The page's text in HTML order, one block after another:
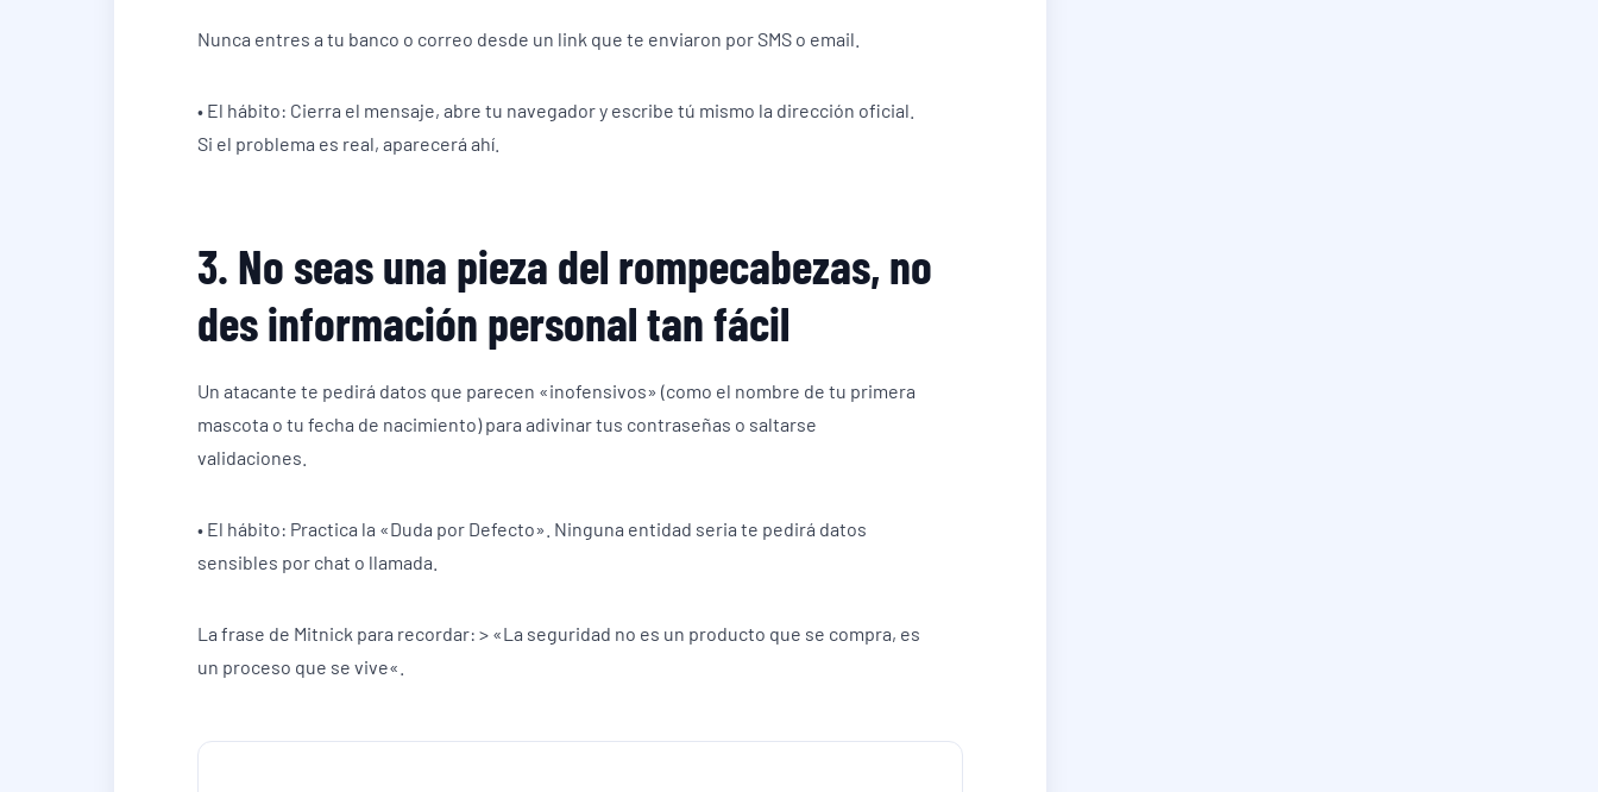
Nunca entres a tu banco o correo desde un link que te enviaron por SMS o email.
• El hábito: Cierra el mensaje, abre tu navegador y escribe tú mismo la dirección oficial.
Si el problema es real, aparecerá ahí.
3. No seas una pieza del rompecabezas, no
des información personal tan fácil
Un atacante te pedirá datos que parecen «inofensivos» (como el nombre de tu primera
mascota o tu fecha de nacimiento) para adivinar tus contraseñas o saltarse
validaciones.
• El hábito: Practica la «Duda por Defecto». Ninguna entidad seria te pedirá datos
sensibles por chat o llamada.
La frase de Mitnick para recordar: > «La seguridad no es un producto que se compra, es
un proceso que se vive«.